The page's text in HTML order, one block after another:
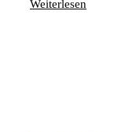
Weiterlesen